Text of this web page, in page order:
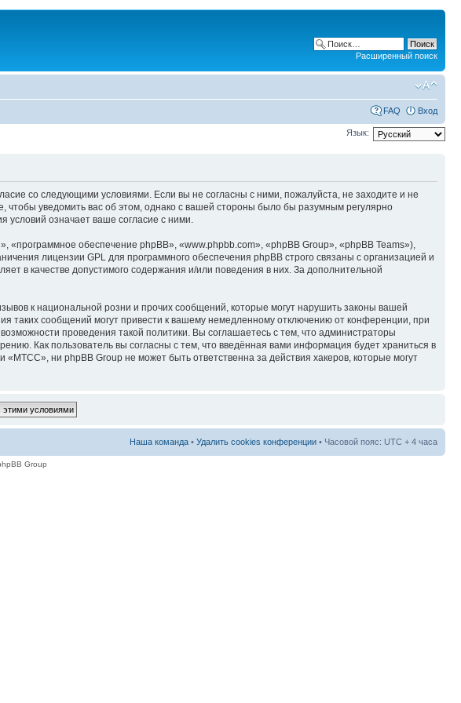
Расширенный поиск
FAQ Вход
Язык:
со следующими условиями. Если вы не согласны с ними, пожалуйста, не заходите и не
уведомить вас об этом, однако с вашей стороны было бы разумным регулярно
условий означает ваше согласие с ними.
обеспечение phpBB», «www.phpbb.com», «phpBB Group», «phpBB Teams»),
лицензии GPL для программного обеспечения phpBB строго связаны с организацией и
в качестве допустимого содержания и/или поведения в них. За дополнительной
к национальной розни и прочих сообщений, которые могут нарушить законы вашей
таких сообщений могут привести к вашему немедленному отключению от конференции, при
проведения такой политики. Вы соглашаетесь с тем, что администраторы
Как пользователь вы согласны с тем, что введённая вами информация будет храниться в
ни phpBB Group не может быть ответственна за действия хакеров, которые могут
Наша команда • Удалить cookies конференции • Часовой пояс: UTC + 4 часа
Group